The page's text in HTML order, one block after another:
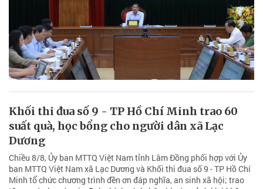
Khối thi đua số 9 - TP Hồ Chí Minh trao 60
suất quà, học bổng cho người dân xã Lạc
Dương
Chiều 8/8, Ủy ban MTTQ Việt Nam tỉnh Lâm Đồng phối hợp với Ủy
ban MTTQ Việt Nam xã Lạc Dương và Khối thi đua số 9 - TP Hồ Chí
Minh tổ chức chương trình đền ơn đáp nghĩa, an sinh xã hội; trao